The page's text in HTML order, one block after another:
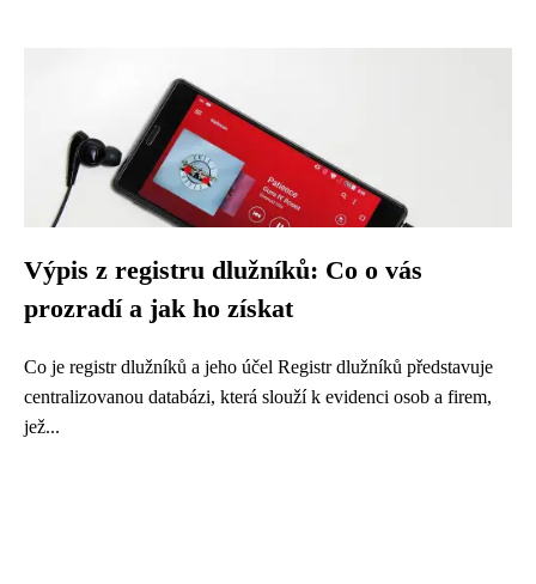
Výpis z registru dlužníků: Co o vás
prozradí a jak ho získat
Co je registr dlužníků a jeho účel Registr dlužníků představuje
centralizovanou databázi, která slouží k evidenci osob a firem,
jež...